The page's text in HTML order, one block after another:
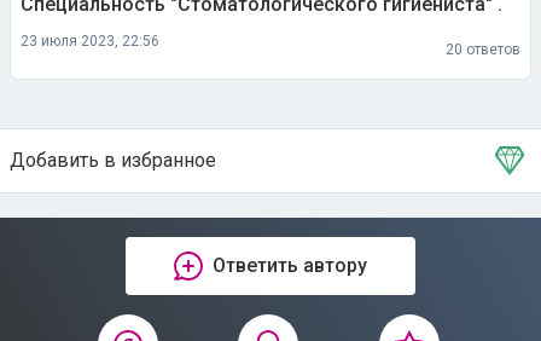
23 июля 2023, 22:56
20 ответов
Добавить в избранное
Тема в избранном
Ответить автору